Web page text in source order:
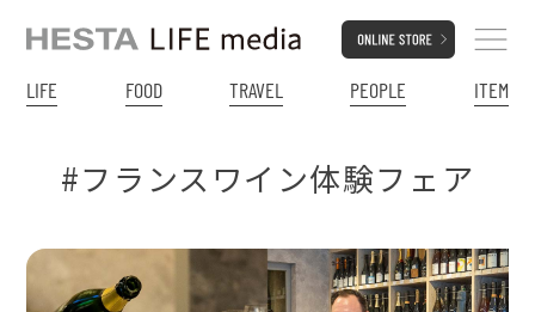
LIFE FOOD TRAVEL PEOPLE ITEM
#フランスワイン体験フェア